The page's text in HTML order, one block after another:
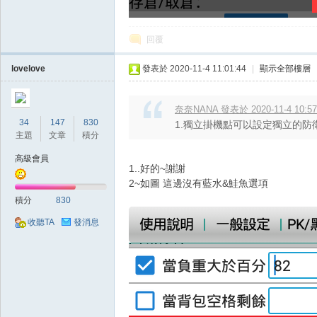
回覆
lovelove
34
主題
147
文章
830
積分
高級會員
積分 830
收聽TA 發消息
發表於 2020-11-4 11:01:44 顯示全部樓層
奈奈NANA 發表於 2020-11-4 10:57
1.獨立掛機點可以設定獨立的防
1..好的~謝謝
2~如圖 這邊沒有藍水&鮭魚選項